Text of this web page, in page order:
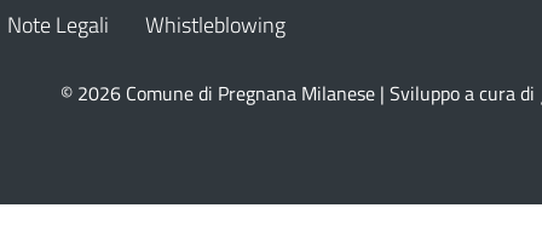
Note Legali Whistleblowing
© 2026 Comune di Pregnana Milanese | Sviluppo a cura di